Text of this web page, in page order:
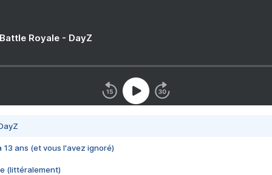
Royale - DayZ
13 ans (et vous l'avez ignoré)
(littéralement)